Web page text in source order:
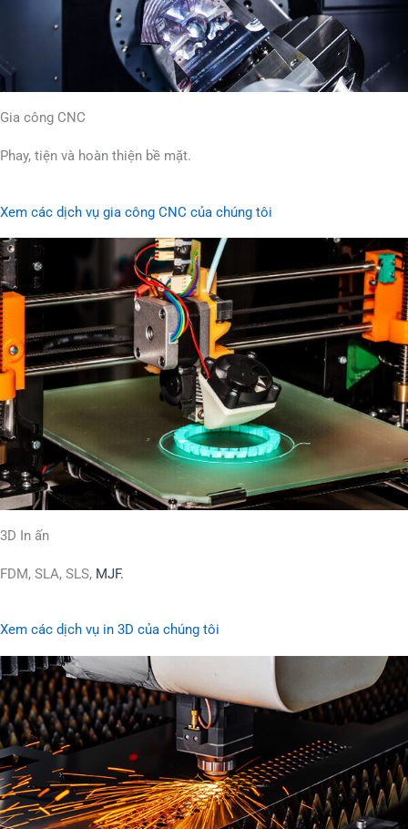
Gia công CNC
Phay, tiện và hoàn thiện bề mặt.
Xem các dịch vụ gia công CNC của chúng tôi
3D In ấn
FDM, SLA, SLS, MJF.
Xem các dịch vụ in 3D của chúng tôi